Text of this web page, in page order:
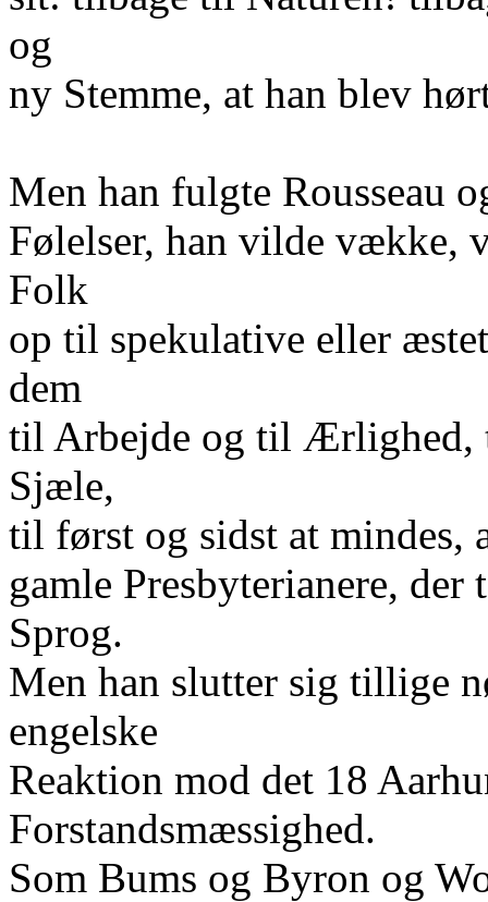
og
ny Stemme, at han blev
Men han fulgte Rousseau
Følelser, han vilde vække,
Folk
op til spekulative eller
dem
til Arbejde og til Ærlighed,
Sjæle,
til først og sidst at mindes,
gamle Presbyterianere, der
Sprog.
Men han slutter sig tillige
engelske
Reaktion mod det 18
Forstandsmæssighed.
Som Bums og Byron og